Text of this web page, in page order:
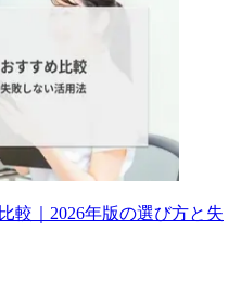
較｜2026年版の選び方と失